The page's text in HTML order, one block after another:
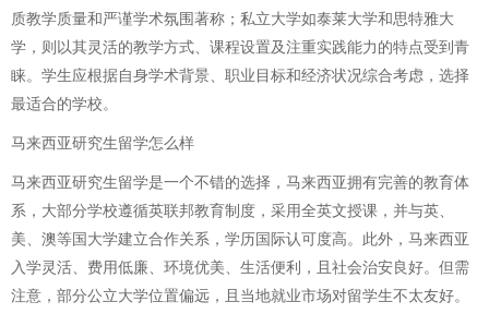
质教学质量和严谨学术氛围著称；私立大学如泰莱大学和思特雅大
学，则以其灵活的教学方式、课程设置及注重实践能力的特点受到青
睐。学生应根据自身学术背景、职业目标和经济状况综合考虑，选择
最适合的学校。
马来西亚研究生留学怎么样
马来西亚研究生留学是一个不错的选择，马来西亚拥有完善的教育体
系，大部分学校遵循英联邦教育制度，采用全英文授课，并与英、
美、澳等国大学建立合作关系，学历国际认可度高。此外，马来西亚
入学灵活、费用低廉、环境优美、生活便利，且社会治安良好。但需
注意，部分公立大学位置偏远，且当地就业市场对留学生不太友好。